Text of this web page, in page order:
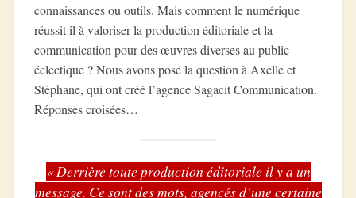
connaissances ou outils. Mais comment le numérique
réussit il à valoriser la production éditoriale et la
communication pour des œuvres diverses au public
éclectique ? Nous avons posé la question à Axelle et
Stéphane, qui ont créé l’agence Sagacit Communication.
Réponses croisées…
« Derrière toute production éditoriale il y a un
message. Ce sont des mots, agencés d’une certaine